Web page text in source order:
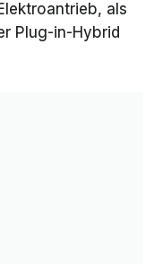
als
Plug-in-Hybrid